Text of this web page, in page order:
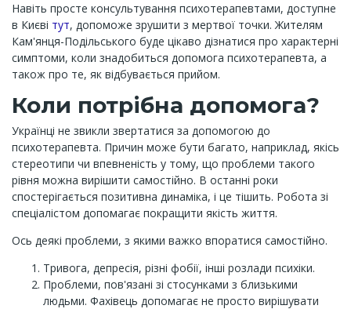
Навіть просте консультування психотерапевтами, доступне
в Києві тут, допоможе зрушити з мертвої точки. Жителям
Кам'янця-Подільського буде цікаво дізнатися про характерні
симптоми, коли знадобиться допомога психотерапевта, а
також про те, як відбувається прийом.
Коли потрібна допомога?
Українці не звикли звертатися за допомогою до
психотерапевта. Причин може бути багато, наприклад, якісь
стереотипи чи впевненість у тому, що проблеми такого
рівня можна вирішити самостійно. В останні роки
спостерігається позитивна динаміка, і це тішить. Робота зі
спеціалістом допомагає покращити якість життя.
Ось деякі проблеми, з якими важко впоратися самостійно.
Тривога, депресія, різні фобії, інші розлади психіки.
Проблеми, пов'язані зі стосунками з близькими
людьми. Фахівець допомагає не просто вирішувати